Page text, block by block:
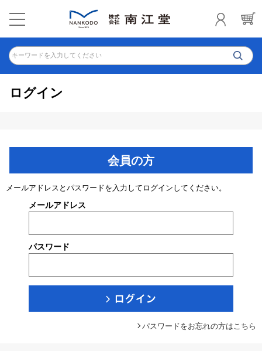
キーワードを入力してください
ログイン
会員の方
メールアドレスとパスワードを入力してログインしてください。
メールアドレス
パスワード
パスワードをお忘れの方はこちら